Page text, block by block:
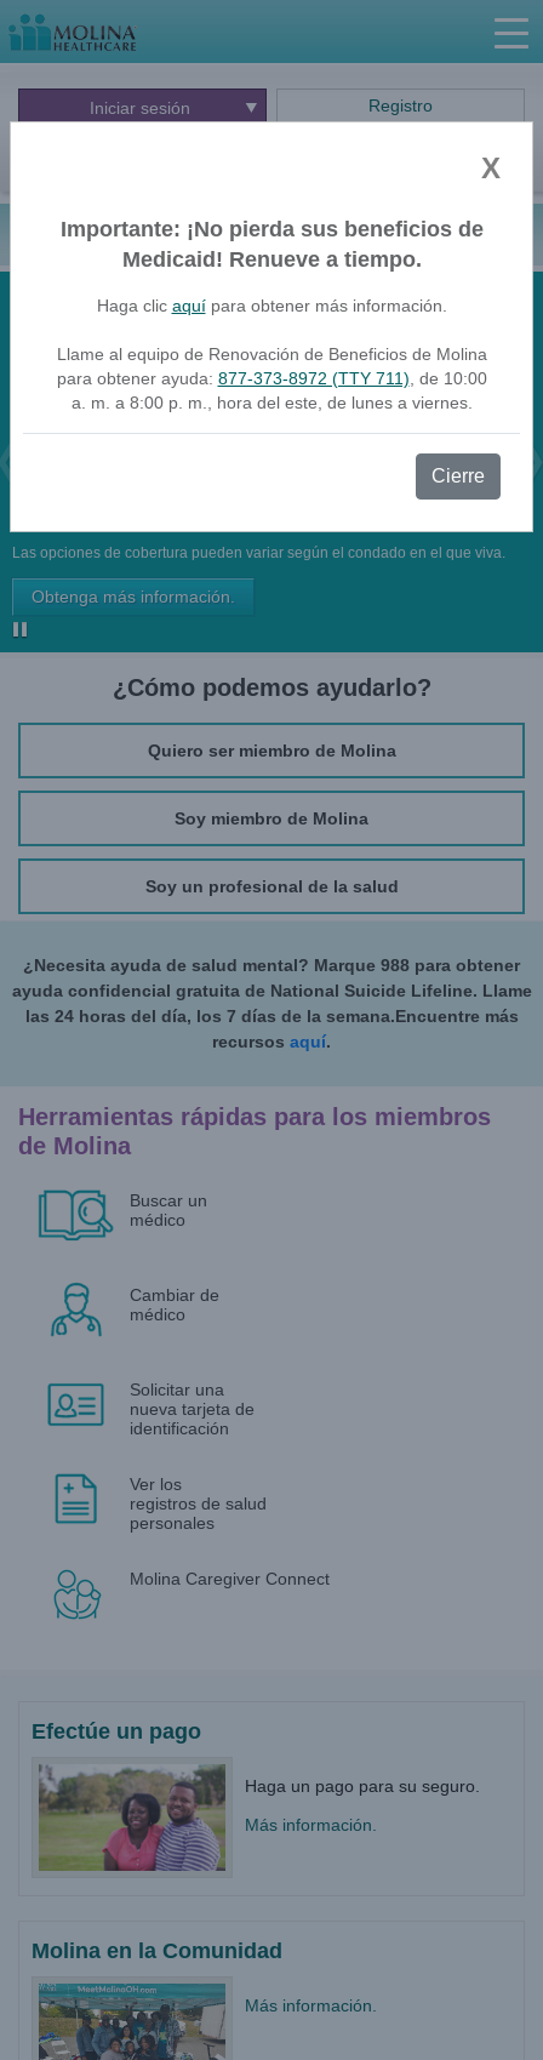
Go
Iniciar sesión Registro
Español
¡Molina es parte del programa Next
Generation MyCare Ohio! ¿Qué significa
esto para usted?
Original Medicare, es posible que se esté perdiendo beneficios
adicionales. ¡Aproveche todo lo que tenemos para ofrecer hoy!
Obtenga todo lo que necesita para Medicare y Medicaid con
Las opciones de cobertura pueden variar según el condado en el que viva.
Obtenga más información.
Previous
¿Cómo podemos ayudarlo?
Quiero ser miembro de Molina
Soy miembro de Molina
Soy un profesional de la salud
¿Necesita ayuda de salud mental? Marque 988 para obtener
ayuda confidencial gratuita de National Suicide Lifeline. Llame
las 24 horas del día, los 7 días de la semana.Encuentre más
recursos aquí.
Herramientas rápidas para los miembros
de Molina
Buscar un
médico
Cambiar de
médico
Solicitar una
nueva tarjeta de
identificación
Ver los
registros de salud
personales
Molina Caregiver Connect
Efectúe un pago
Haga un pago para su seguro. ​
Más información.
Molina en la Comunidad
Más información.
X
Importante: ¡No pierda sus beneficios de
Medicaid! Renueve a tiempo.
Haga clic aquípara obtener más información.
Llame al equipo de Renovación de Beneficios de Molina
para obtener ayuda: 877-373-8972 (TTY 711) , de 10:00
a. m. a 8:00 p. m., hora del este, de lunes a viernes.
Cierre